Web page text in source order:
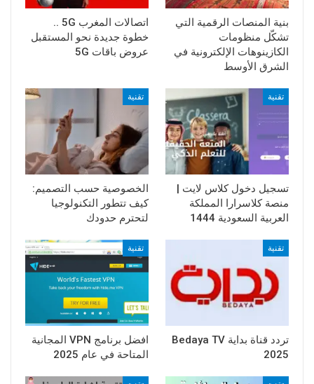
بنية المنصات الرقمية التي
تشكّل منظومات
الكازينوهات الإلكترونية في
الشرق الأوسط
اتصالات المغرب 5G ..
خطوة جديدة نحو المستقبل
عروض باقات 5G
تقنية
تسجيل دخول كلاس لايت |
منصة كلاسرارا المملكة
العربية السعودية 1444
تقنية
الخصوصية حسب التصميم:
كيف تتطور التكنولوجيا
لتحترم حدودك
تقنية
تردد قناة بداية Bedaya TV
2025
تقنية
افضل برنامج VPN المجانية
المتاحة في عام 2025